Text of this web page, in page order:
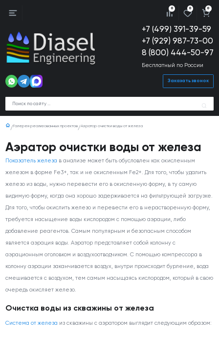
+7 (499) 391-39-59
+7 (929) 987-73-00
8 (800) 444-50-97
Бесплатный по России
Заказать звонок
0 0 0
Галерея реализованных проектов Аэратор очистки воды от железа
Аэратор очистки воды от железа
Показатель железа в анализе может быть обусловлен как окисленным
железом в форме Fe3+, так и не окисленным Fe2+. Для того, чтобы удалить
железо из воды, нужно перевести его в окисленную форму, в ту самую
видимую форму, когда она хорошо задерживается на фильтрующей загрузке.
Для того, чтобы окислить железо и перевести его в нерастворенную форму,
требуется насыщение воды кислородом с помощью аэрации, либо
добавление реагентов. Самым популярным и безопасным способом
является аэрация воды. Аэратор представляет собой колонну с
аэрационным оголовком и воздухоотводчиком. С помощью компрессора в
колонну аэрации заканчивается воздух, внутри происходит бурление, вода
смешивается с воздухом, тем самым насыщаясь кислородом, который в свою
очередь окисляет железо.
Очистка воды из скважины от железа
Система от железа из скважины с аэратором выглядит следующим образом: